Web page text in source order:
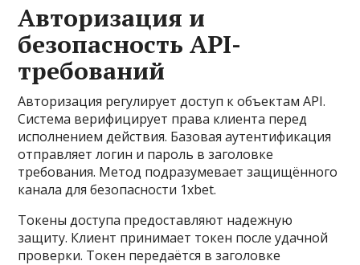
Авторизация и
безопасность API-
требований
Авторизация регулирует доступ к объектам API.
Система верифицирует права клиента перед
исполнением действия. Базовая аутентификация
отправляет логин и пароль в заголовке
требования. Метод подразумевает защищённого
канала для безопасности 1xbet.
Токены доступа предоставляют надежную
защиту. Клиент принимает токен после удачной
проверки. Токен передаётся в заголовке